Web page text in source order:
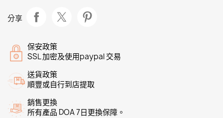
分享
保安政策
SSL 加密及使用paypal 交易
送貨政策
順豐或自行到店提取
銷售更換
所有產品 DOA 7日更換保障。